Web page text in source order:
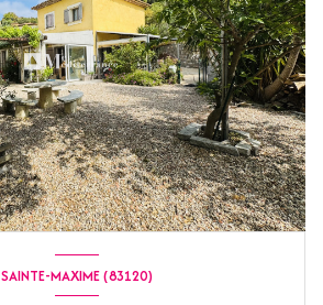
SAINTE-MAXIME (83120)